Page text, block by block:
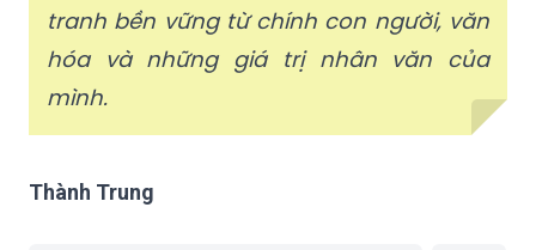
tranh bền vững từ chính con người, văn
hóa và những giá trị nhân văn của
mình.
Thành Trung